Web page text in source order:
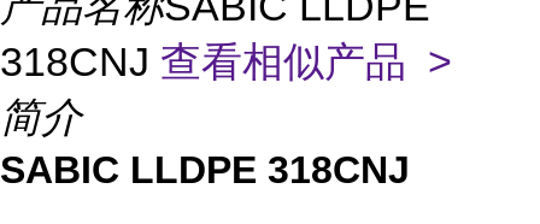
318CNJ 查看相似产品 >
简介
SABIC LLDPE 318CNJ